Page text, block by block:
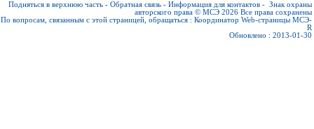
Подняться в верхнюю часть - Обратная связь - Информация для контактов - Знак охраны
авторского права © МСЭ 2026 Все права сохранены
По вопросам, связанным с этой страницей, обращаться : Координатор Web-страницы МСЭ-
R
Обновлено : 2013-01-30